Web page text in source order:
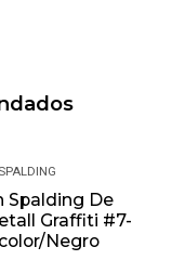
Spalding De
Graffiti #7-
Negro